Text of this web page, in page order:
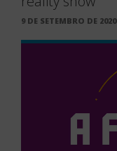
PUBLICADO
9 DE SETEMBRO DE 2020